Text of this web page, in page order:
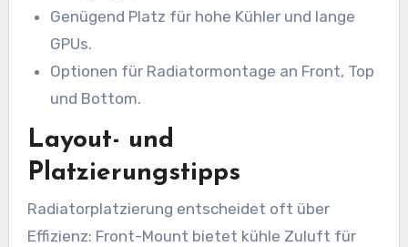
Genügend Platz für hohe Kühler und lange
GPUs.
Optionen für Radiatormontage an Front, Top
und Bottom.
Layout- und
Platzierungstipps
Radiatorplatzierung entscheidet oft über
Effizienz: Front-Mount bietet kühle Zuluft für